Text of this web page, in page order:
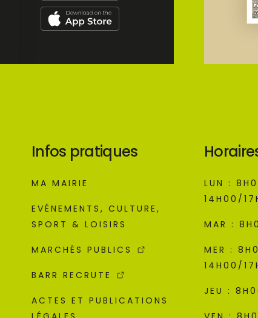
Infos pratiques
MA MAIRIE
EVÉNEMENTS, CULTURE,
SPORT & LOISIRS
MARCHÉS PUBLICS
BARR RECRUTE
ACTES ET PUBLICATIONS
LUN :
14H00/
MAR :
MER :
14H00/
JEU :